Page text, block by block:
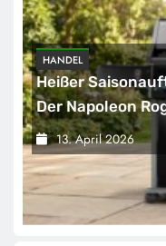
HANDEL
Heißer
Der Napoleon
exklusiven
13. April 2026